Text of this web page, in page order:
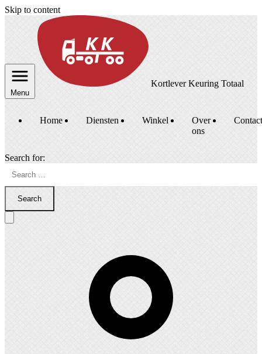
Skip to content
Menu
Kortlever Keuring Totaal
Home Diensten Winkel
Over
ons
Contact
Search for:
Search